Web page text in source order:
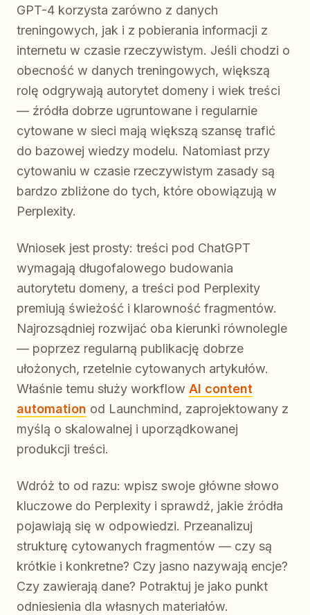
GPT-4 korzysta zarówno z danych
treningowych, jak i z pobierania informacji z
internetu w czasie rzeczywistym. Jeśli chodzi o
obecność w danych treningowych, większą
rolę odgrywają autorytet domeny i wiek treści
— źródła dobrze ugruntowane i regularnie
cytowane w sieci mają większą szansę trafić
do bazowej wiedzy modelu. Natomiast przy
cytowaniu w czasie rzeczywistym zasady są
bardzo zbliżone do tych, które obowiązują w
Perplexity.
Wniosek jest prosty: treści pod ChatGPT
wymagają długofalowego budowania
autorytetu domeny, a treści pod Perplexity
premiują świeżość i klarowność fragmentów.
Najrozsądniej rozwijać oba kierunki równolegle
— poprzez regularną publikację dobrze
ułożonych, rzetelnie cytowanych artykułów.
Właśnie temu służy workflow AI content
automation od Launchmind, zaprojektowany z
myślą o skalowalnej i uporządkowanej
produkcji treści.
Wdróż to od razu: wpisz swoje główne słowo
kluczowe do Perplexity i sprawdź, jakie źródła
pojawiają się w odpowiedzi. Przeanalizuj
strukturę cytowanych fragmentów — czy są
krótkie i konkretne? Czy jasno nazywają encje?
Czy zawierają dane? Potraktuj je jako punkt
odniesienia dla własnych materiałów.